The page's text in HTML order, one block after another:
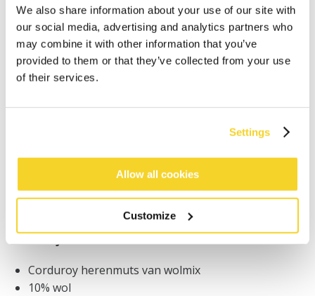
We also share information about your use of our site with
our social media, advertising and analytics partners who
may combine it with other information that you’ve
provided to them or that they’ve collected from your use
of their services.
Settings
Allow all cookies
Customize
IN WINKELWAGEN
worden geplaatst, worden dezelfde dag verzonden
NL
Corduroy herenmuts van wolmix
10% wol